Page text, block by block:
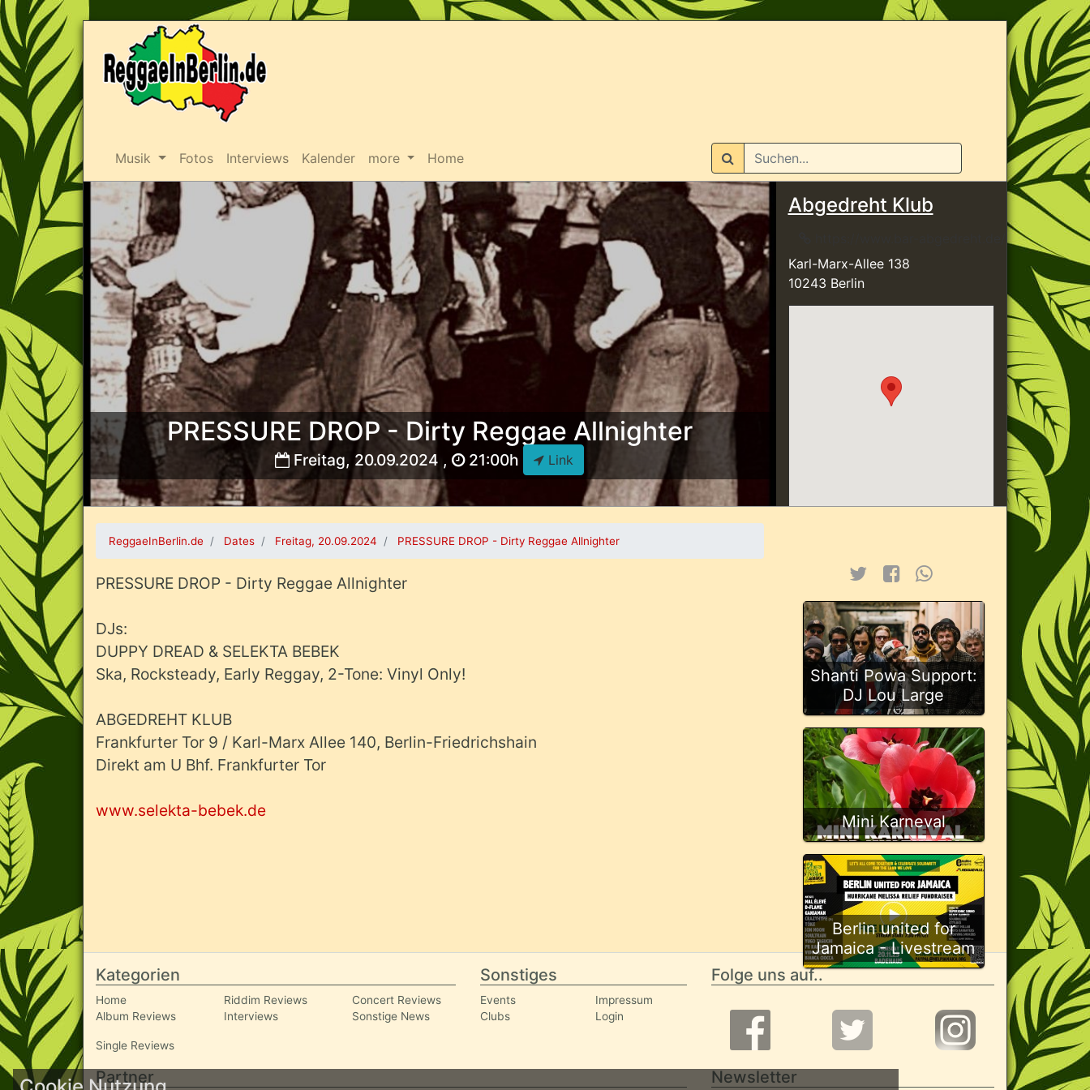
Musik Fotos Interviews Kalender more Home
Suchen
PRESSURE DROP - Dirty Reggae Allnighter
Freitag, 20.09.2024 , 21:00h Link
Bild:
Abgedreht Klub
Karl-Marx-Allee 138
10243 Berlin
ReggaeInBerlin.de Dates Freitag, 20.09.2024 PRESSURE DROP - Dirty Reggae Allnighter
PRESSURE DROP - Dirty Reggae Allnighter
DJs:
DUPPY DREAD & SELEKTA BEBEK
Ska, Rocksteady, Early Reggay, 2-Tone: Vinyl Only!
ABGEDREHT KLUB
Frankfurter Tor 9 / Karl-Marx Allee 140, Berlin-Friedrichshain
Direkt am U Bhf. Frankfurter Tor
www.selekta-bebek.de
Shanti Powa Support:
DJ Lou Large
Mini Karneval
Berlin united for
Jamaica - Livestream
Kategorien
Home
Album Reviews
Riddim Reviews
Interviews
Concert Reviews
Sonstige News
Single Reviews
Sonstiges
Events
Clubs
Impressum
Login
Folge uns auf..
Partner Newsletter